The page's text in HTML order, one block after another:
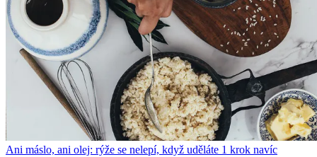
Ani máslo, ani olej: rýže se nelepí, když uděláte 1 krok navíc